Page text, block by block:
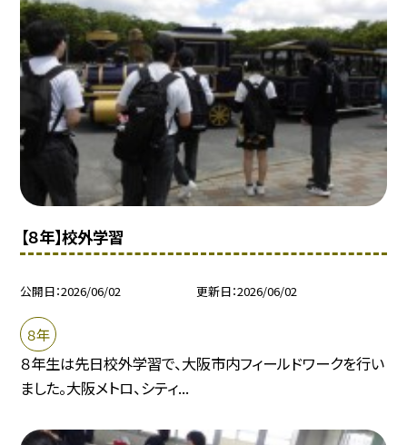
【８年】校外学習
公開日 2026/06/02 更新日 2026/06/02
８年
８年生は先日校外学習で、大阪市内フィールドワークを行い
ました。大阪メトロ、シティ...